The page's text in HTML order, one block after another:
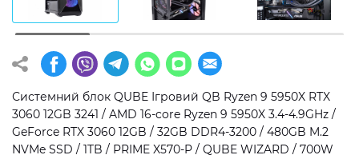
Операційна система
Windows 11 Home
Windows 11 Pro
Без ОС
Тип накопичувача
SSD
HDD
SSD + HDD
Системний блок QUBE Ігровий QB Ryzen 9 5950X RTX
3060 12GB 3241 / AMD 16-core Ryzen 9 5950X 3.4-4.9GHz /
GeForce RTX 3060 12GB / 32GB DDR4-3200 / 480GB M.2
NVMe SSD / 1TB / PRIME X570-P / QUBE WIZARD / 700W